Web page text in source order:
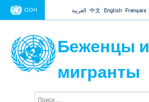
Jump to navigation
ООН العربية 中文 English Français
Беженцы и
мигранты